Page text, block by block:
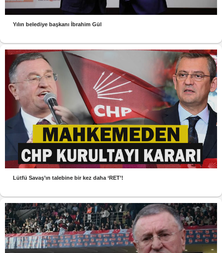
Yılın belediye başkanı İbrahim Gül
Lütfü Savaş’ın talebine bir kez daha ‘RET’!